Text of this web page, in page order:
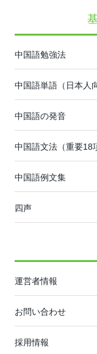
中国語勉強法
中国語単語（日本人
中国語の発音
中国語文法（重要18
中国語例文集
四声
運営者情報
お問い合わせ
採用情報